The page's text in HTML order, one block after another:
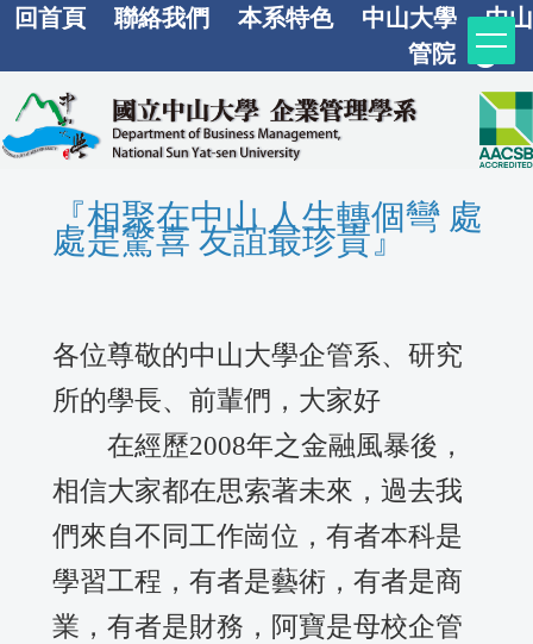
跳
要
內
回首頁 聯絡我們 本系特色 中山大學
中山
管院
『相聚在中山 人生轉個彎 處
處是驚喜 友誼最珍貴』
各位尊敬的中山大學企管系、研究
所的學長、前輩們，大家好
在經歷2008年之金融風暴後，
相信大家都在思索著未來，過去我
們來自不同工作崗位，有者本科是
學習工程，有者是藝術，有者是商
業，有者是財務，阿寶是母校企管